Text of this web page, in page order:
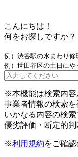
こんにちは！
何をお探しですか？
例）渋谷駅の水まわり修
例）世田谷区の土日にや
※本機能は検索内容
事業者情報の検索を
いかなる内容の検
優劣評価・断定的判
※利用規約をご確